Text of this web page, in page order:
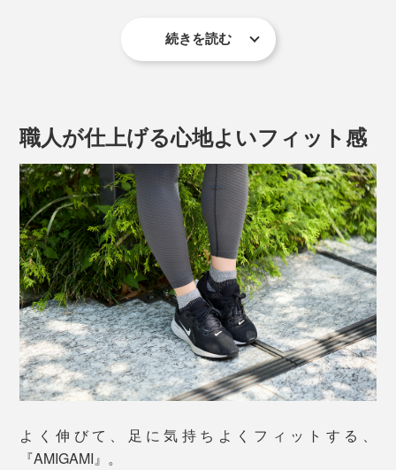
今夏、新アイテムの「ランニング用」が仲間入りしまし
「美濃和紙」といえば、日本に現存する“最古の紙”であ
る、奈良・正倉院の戸籍用紙（702年）にも使われてい
続きを読む
職人が仕上げる心地よいフィット感
よく伸びて、足に気持ちよくフィットする、
『AMIGAMI』。